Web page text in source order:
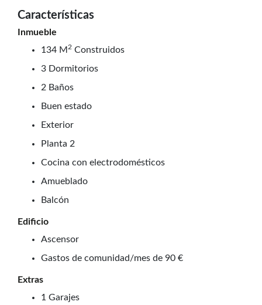
Características
Inmueble
134 M 2 Construidos
3 Dormitorios
2 Baños
Buen estado
Exterior
Planta 2
Cocina con electrodomésticos
Amueblado
Balcón
Edificio
Ascensor
Gastos de comunidad/mes de 90 €
Extras
1 Garajes